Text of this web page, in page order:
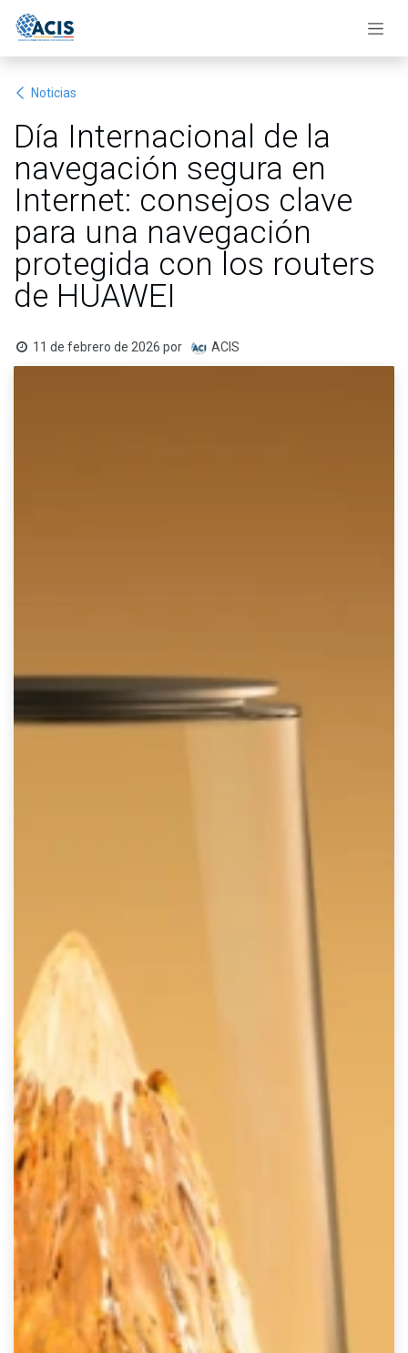
Noticias
Día Internacional de la
navegación segura en
Internet: consejos clave
para una navegación
protegida con los routers
de HUAWEI
11 de febrero de 2026 por ACIS